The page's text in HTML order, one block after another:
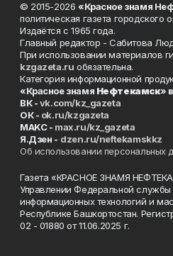
© 2015-2026 «Красное знамя
политическая газета городского
Издаётся с 1965 года.
Главный редактор - Сабитова
При использовании материалов
kzgazeta.ru обязательна.
Категория информационной
«Красное знамя Нефтекамск» в
ВК -vk.com/kz_gazeta
ОК - ok.ru/kzgazeta
MAKC - max.ru/kz_gazeta
Я.Дзен - dzen.ru/neftekamskkz
Об использовании персональных
Газета «КРАСНОЕ ЗНАМЯ
Управлении Федеральной службы
информационных технологий и
Республике Башкортостан.
02 - 01880 от 11.06.2025 г.